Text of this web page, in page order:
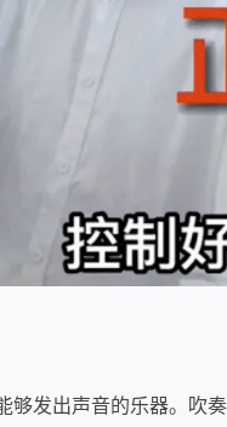
发出声音的乐器。吹